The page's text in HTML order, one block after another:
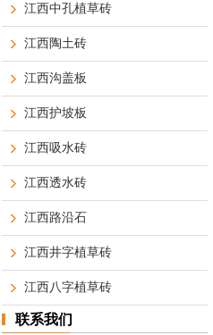
江西中孔植草砖
江西陶土砖
江西沟盖板
江西护坡板
江西吸水砖
江西透水砖
江西路沿石
江西井字植草砖
江西八字植草砖
联系我们